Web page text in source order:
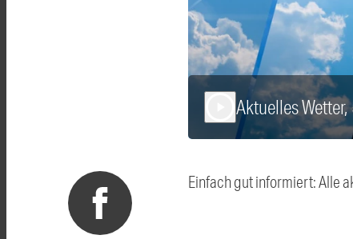
Aktuelles
Einfach gut informiert: Alle